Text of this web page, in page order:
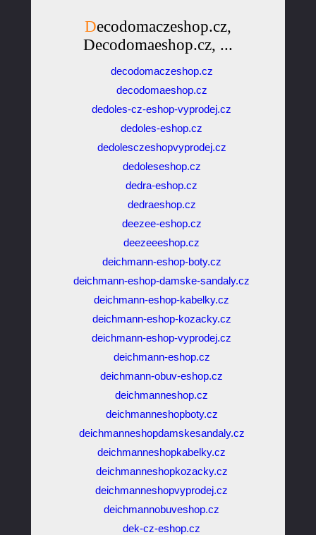
Decodomaczeshop.cz,
Decodomaeshop.cz, ...
decodomaczeshop.cz
decodomaeshop.cz
dedoles-cz-eshop-vyprodej.cz
dedoles-eshop.cz
dedolesczeshopvyprodej.cz
dedoleseshop.cz
dedra-eshop.cz
dedraeshop.cz
deezee-eshop.cz
deezeeeshop.cz
deichmann-eshop-boty.cz
deichmann-eshop-damske-sandaly.cz
deichmann-eshop-kabelky.cz
deichmann-eshop-kozacky.cz
deichmann-eshop-vyprodej.cz
deichmann-eshop.cz
deichmann-obuv-eshop.cz
deichmanneshop.cz
deichmanneshopboty.cz
deichmanneshopdamskesandaly.cz
deichmanneshopkabelky.cz
deichmanneshopkozacky.cz
deichmanneshopvyprodej.cz
deichmannobuveshop.cz
dek-cz-eshop.cz